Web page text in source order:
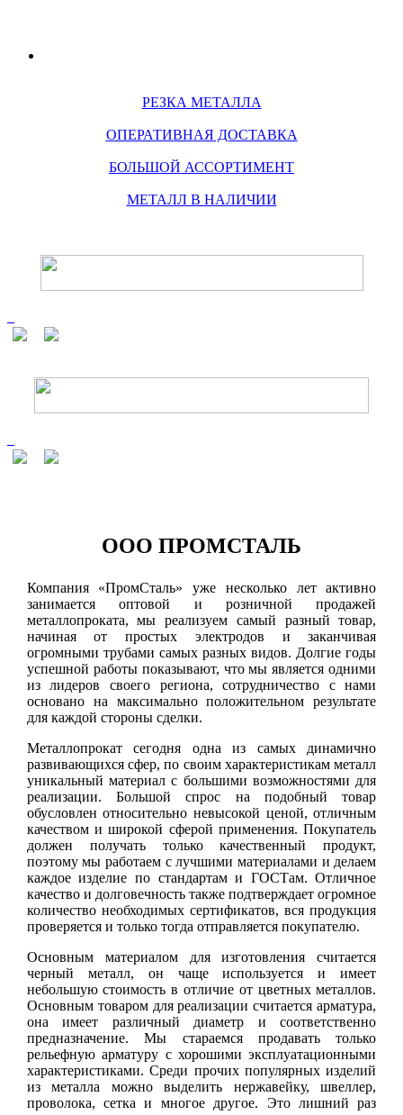
РЕЗКА МЕТАЛЛА
ОПЕРАТИВНАЯ ДОСТАВКА
БОЛЬШОЙ АССОРТИМЕНТ
МЕТАЛЛ В НАЛИЧИИ
ООО ПРОМСТАЛЬ
Компания «ПромСталь» уже несколько лет активно
занимается оптовой и розничной продажей
металлопроката, мы реализуем самый разный товар,
начиная от простых электродов и заканчивая
огромными трубами самых разных видов. Долгие годы
успешной работы показывают, что мы является одними
из лидеров своего региона, сотрудничество с нами
основано на максимально положительном результате
для каждой стороны сделки.
Металлопрокат сегодня одна из самых динамично
развивающихся сфер, по своим характеристикам металл
уникальный материал с большими возможностями для
реализации. Большой спрос на подобный товар
обусловлен относительно невысокой ценой, отличным
качеством и широкой сферой применения. Покупатель
должен получать только качественный продукт,
поэтому мы работаем с лучшими материалами и делаем
каждое изделие по стандартам и ГОСТам. Отличное
качество и долговечность также подтверждает огромное
количество необходимых сертификатов, вся продукция
проверяется и только тогда отправляется покупателю.
Основным материалом для изготовления считается
черный металл, он чаще используется и имеет
небольшую стоимость в отличие от цветных металлов.
Основным товаром для реализации считается арматура,
она имеет различный диаметр и соответственно
предназначение. Мы стараемся продавать только
рельефную арматуру с хорошими эксплуатационными
характеристиками. Среди прочих популярных изделий
из металла можно выделить нержавейку, швеллер,
проволока, сетка и многое другое. Это лишний раз